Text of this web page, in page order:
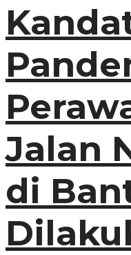
Jalan
di